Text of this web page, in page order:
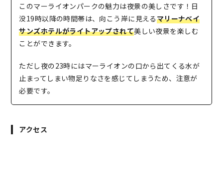
このマーライオンパークの魅力は夜景の美しさです！日
没19時以降の時間帯は、向こう岸に見えるマリーナベイ
サンズホテルがライトアップされて美しい夜景を楽しむ
ことができます。
ただし夜の23時にはマーライオンの口から出てくる水が
止まってしまい物足りなさを感じてしまうため、注意が
必要です。
アクセス